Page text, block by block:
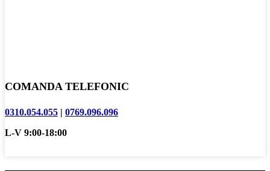
COMANDA TELEFONIC
0310.054.055
0769.096.096
L-V 9:00-18:00